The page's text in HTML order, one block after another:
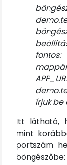
írjuk be
Itt látható,
mint
portszám
böngészőbe: